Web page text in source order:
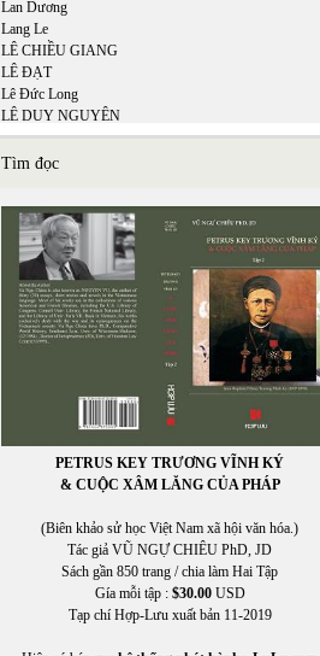
Lan Dương
Lang Le
LÊ CHIỀU GIANG
LÊ ĐẠT
Lê Đức Long
LÊ DUY NGUYÊN
LÊ GIANG TRẦN
lê hữu
Lê Minh Hiền
LÊ MINH HIỂN
LÊ MINH NHỰT
LÊ MINH PHONG
Lê Ngân Hằng
Lê Nguyệt Minh
Lê Nho Quế Sơn
Lê Phong Quan
Lê Thị Dương
LÊ THỊ HUỆ
Lê Thị Thanh Thảo
Lê Thị Thanh Thảo chuyển ngữ
LÊ THỜI TÂN
LÊ VĂN HIẾU
Tìm đọc
PETRUS KEY TRƯƠNG VĨNH KÝ
& CUỘC XÂM LĂNG CỦA PHÁP
(Biên khảo sử học Việt Nam xã hội văn hóa.)
Tác giả VŨ NGỰ CHIÊU PhD, JD
Sách gần 850 trang / chia làm Hai Tập
Gía mỗi tập : $30.00USD
Tạp chí Hợp-Lưu xuất bản 11-2019